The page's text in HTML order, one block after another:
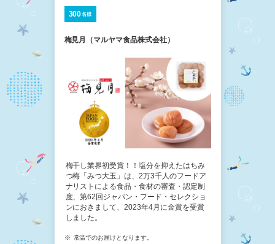
300名様
梅見月（マルヤマ食品株式会社）
梅干し業界初受賞！！塩分を抑えたはちみ
つ梅「みつ大玉」は、2万3千人のフードア
ナリストによる食品・食材の審査・認定制
度、第62回ジャパン・フード・セレクショ
ンにおきまして、2023年4月に金賞を受賞
しました。
常温でのお届けとなります。